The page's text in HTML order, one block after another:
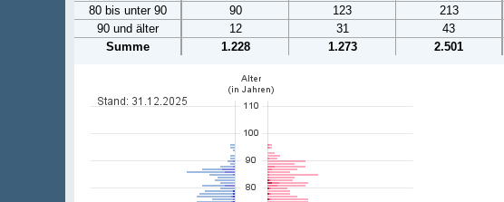
80 bis unter 90
90 123 213
90 und älter
12 31 43
Summe
1.228 1.273 2.501